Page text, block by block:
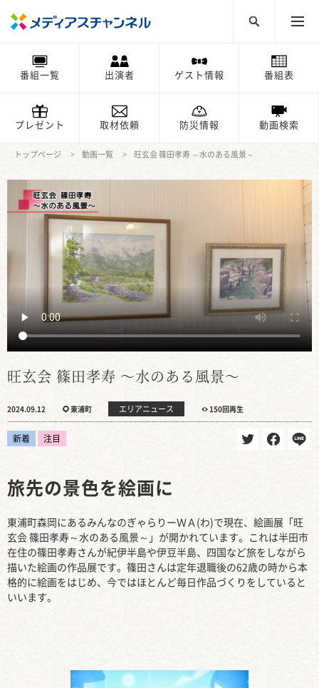
番組一覧 出演者 ゲスト情報 番組表
プレゼント 取材依頼 防災情報 動画検索
トップページ 動画一覧 旺玄会 篠田孝寿 ～水のある風景～
旺玄会 篠田孝寿 ～水のある風景～
2024.09.12 東浦町 エリアニュース 150回再生
新着 注目
旅先の景色を絵画に
東浦町森岡にあるみんなのぎゃらりーＷＡ(わ)で現在、絵画展「旺
玄会 篠田孝寿～水のある風景～」が開かれています。これは半田市
在住の篠田孝寿さんが紀伊半島や伊豆半島、四国など旅をしながら
描いた絵画の作品展です。篠田さんは定年退職後の62歳の時から本
格的に絵画をはじめ、今ではほとんど毎日作品づくりをしていると
いいます。